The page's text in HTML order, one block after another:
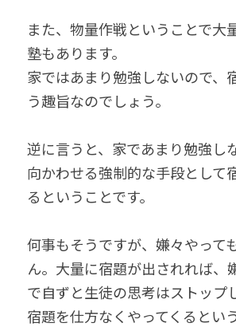
また、物量作戦ということで大
塾もあります。
家ではあまり勉強しないので、
う趣旨なのでしょう。
逆に言うと、家であまり勉強し
向かわせる強制的な手段として
るということです。
何事もそうですが、嫌々やって
ん。大量に宿題が出されれば、
で自ずと生徒の思考はストップ
宿題を仕方なくやってくるとい